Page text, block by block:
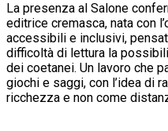
La presenza al Salone
editrice cremasca, nata con
accessibili e inclusivi,
difficoltà di lettura la
dei coetanei. Un lavoro che
giochi e saggi, con l’idea di
ricchezza e non come